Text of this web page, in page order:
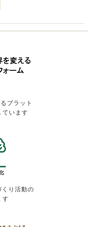
プラット
ています
り活動の
す